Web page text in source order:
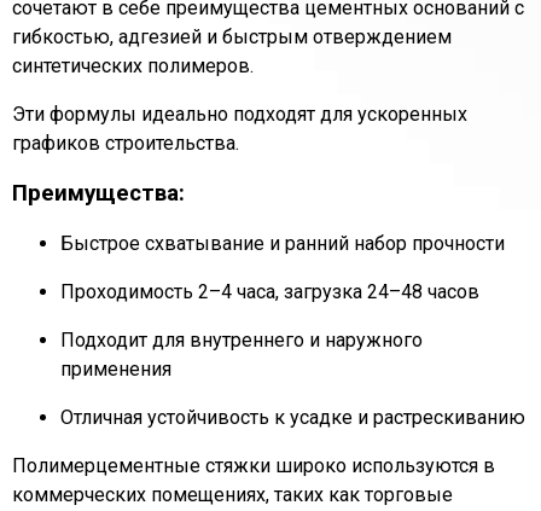
сочетают в себе преимущества цементных оснований с
гибкостью, адгезией и быстрым отверждением
синтетических полимеров.
Эти формулы идеально подходят для ускоренных
графиков строительства.
Преимущества:
Быстрое схватывание и ранний набор прочности
Проходимость 2–4 часа, загрузка 24–48 часов
Подходит для внутреннего и наружного
применения
Отличная устойчивость к усадке и растрескиванию
Полимерцементные стяжки широко используются в
коммерческих помещениях, таких как торговые